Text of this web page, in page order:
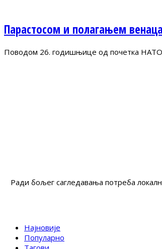
Парастосом и полагањем
Поводом 26. годишњице од почетка НАТО
Ради бољег сагледавања потреба
Најновије
Популарно